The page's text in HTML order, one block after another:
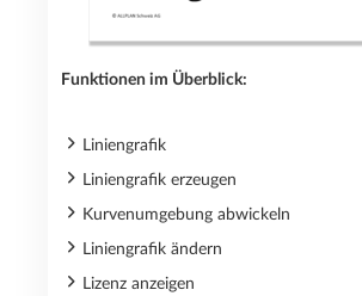
Funktionen im Überblick:
Liniengrafik
Liniengrafik erzeugen
Kurvenumgebung abwickeln
Liniengrafik ändern
Lizenz anzeigen